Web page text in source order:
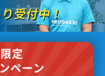
受付中！
定
ペーン